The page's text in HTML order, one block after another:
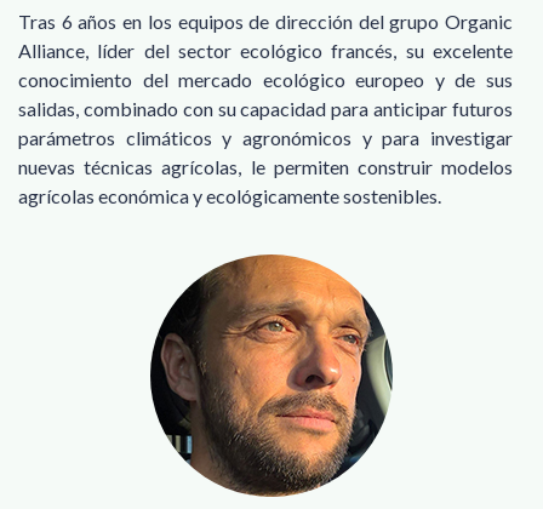
Tras 6 años en los equipos de dirección del grupo Organic
Alliance, líder del sector ecológico francés, su excelente
conocimiento del mercado ecológico europeo y de sus
salidas, combinado con su capacidad para anticipar futuros
parámetros climáticos y agronómicos y para investigar
nuevas técnicas agrícolas, le permiten construir modelos
agrícolas económica y ecológicamente sostenibles.